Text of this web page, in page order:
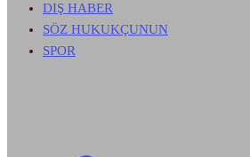
DIŞ HABER
SÖZ HUKUKÇUNUN
SPOR